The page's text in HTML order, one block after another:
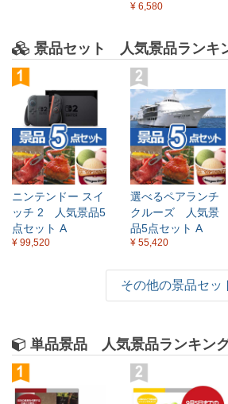
¥ 6,580
景品セット 人気景品ランキ
ニンテンドー スイ
ッチ 2 人気景品5
点セット A
¥ 99,520
選べるペアランチ
クルーズ 人気景
品5点セット A
¥ 55,420
その他の景品セッ
単品景品 人気景品ランキン